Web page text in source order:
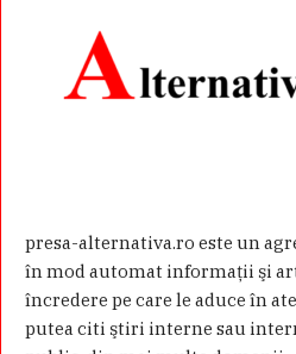
presa-alternativa.ro este un
în mod automat informaţii şi
încredere pe care le aduce în
putea citi ştiri interne sau